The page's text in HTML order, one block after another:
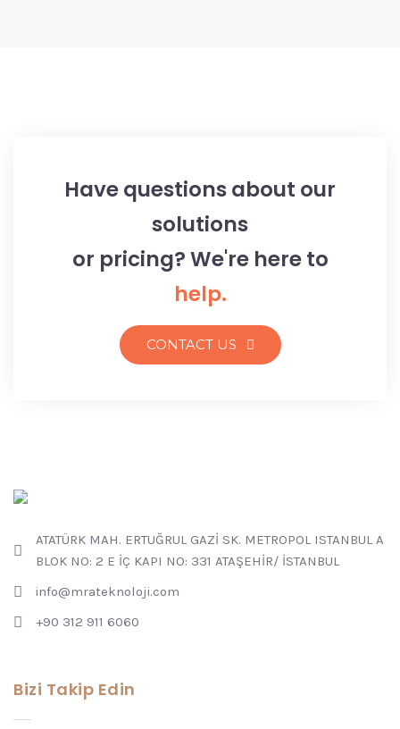
Have questions about our
solutions
or pricing? We're here to
help.
CONTACT US
ATATÜRK MAH. ERTUĞRUL GAZİ SK. METROPOL ISTANBUL A
BLOK NO: 2 E İÇ KAPI NO: 331 ATAŞEHİR/ İSTANBUL
info@mrateknoloji.com
+90 312 911 6060
Bizi Takip Edin